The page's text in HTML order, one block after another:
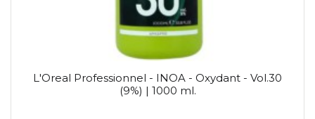
L'Oreal Professionnel - INOA - Oxydant - Vol.30
(9%) | 1000 ml.